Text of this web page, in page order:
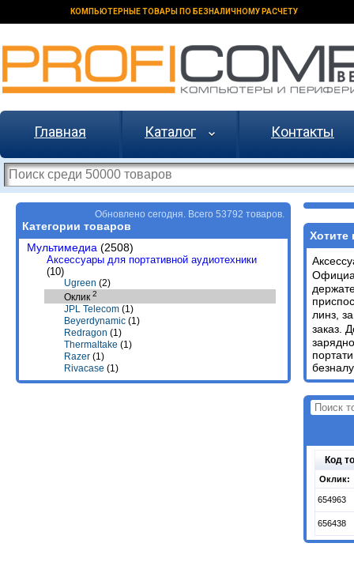
КОМПЬЮТЕРНЫЕ ТОВАРЫ ПО БЕЗНАЛИЧНОМУ РАСЧЕТУ
Главная Каталог Контакты
Обновлено сегодня. Всего 53792 товаров.
Категории товаров
Мультимедиа (2508)
Аксессуары для портативной аудиотехники
(10)
Ugreen (2)
Оклик 2
JPL Telecom (1)
Beyerdynamic (1)
Redragon (1)
Thermaltake (1)
Razer (1)
Rivacase (1)
Хотите
линз,
заказ.
Код
Оклик:
654963
656438